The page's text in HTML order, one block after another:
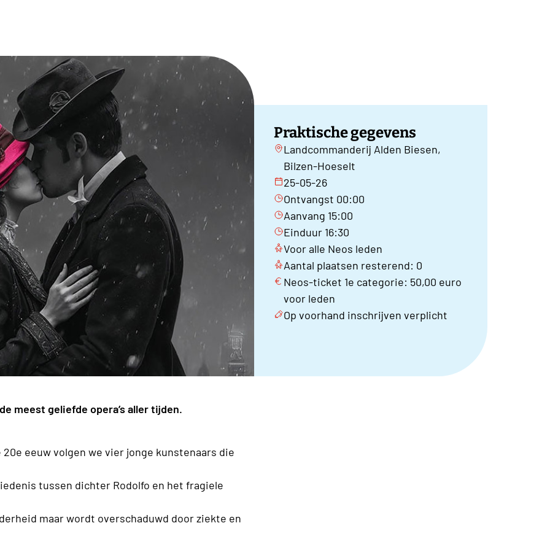
Praktische gegevens
Landcommanderij Alden Biesen,
Bilzen-Hoeselt
25-05-26
Ontvangst 00:00
Aanvang 15:00
Einduur 16:30
Voor alle Neos leden
Aantal plaatsen resterend: 0
Neos-ticket 1e categorie: 50,00 euro
voor leden
Op voorhand inschrijven verplicht
meest geliefde opera’s aller tijden.
eeuw volgen we vier jonge kunstenaars die
tussen dichter Rodolfo en het fragiele
maar wordt overschaduwd door ziekte en